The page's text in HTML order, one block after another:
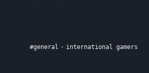
#general · international gamers